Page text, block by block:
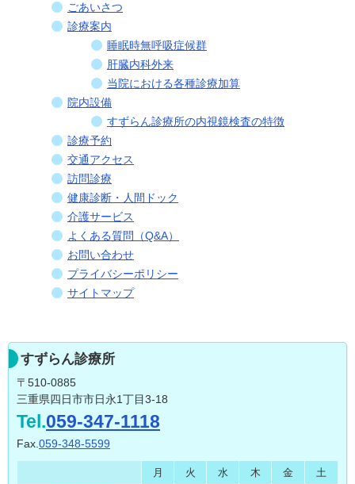
ごあいさつ
診療案内
睡眠時無呼吸症候群
肝臓内科外来
当院における各種診療加算
院内設備
すずらん診療所の内視鏡検査の特徴
診療予約
交通アクセス
訪問診療
健康診断・人間ドック
介護サービス
よくある質問（Q&A）
お問い合わせ
プライバシーポリシー
サイトマップ
すずらん診療所
〒510-0885
三重県四日市市日永1丁目3-18
Tel.059-347-1118
Fax. 059-348-5599
月 火 水 木 金
土